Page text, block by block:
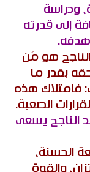
ودراسة
إلى قدرته
هدفه.
الناجح هو مَن
بقدر ما
فامتلاك هذه
الصعبة.
الناجح يسعى
الحسنة،
والقوة